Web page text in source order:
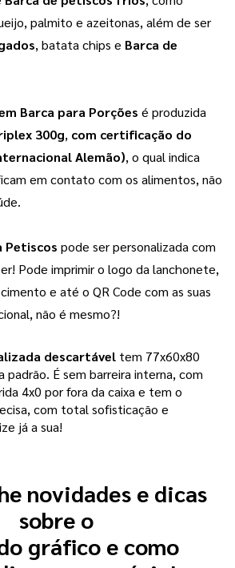
palmito e azeitonas, além de ser
, batata chips e Barca de
Barca para Porções é produzida
300g, com certificação do
Alemão), o qual indica
em contato com os alimentos, não
Petiscos pode ser personalizada com
Pode imprimir o logo da lanchonete,
e até o QR Code com as suas
não é mesmo?!
descartável tem 77x60x80
É sem barreira interna, com
4x0 por fora da caixa e tem o
com total sofisticação e
já a sua!
novidades e dicas
sobre o
gráfico e como